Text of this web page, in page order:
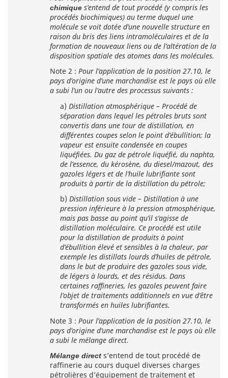
chimique s’entend de tout procédé (y compris les
procédés biochimiques) au terme duquel une
molécule se voit dotée d’une nouvelle structure en
raison du bris des liens intramoléculaires et de la
formation de nouveaux liens ou de l’altération de la
disposition spatiale des atomes dans les molécules.
Note 2 : Pour l’application de la position 27.10, le
pays d’origine d’une marchandise est le pays où elle
a subi l’un ou l’autre des processus suivants :
a) Distillation atmosphérique – Procédé de
séparation dans lequel les pétroles bruts sont
convertis dans une tour de distillation, en
différentes coupes selon le point d’ébullition; la
vapeur est ensuite condensée en coupes
liquéfiées. Du gaz de pétrole liquéfié, du naphta,
de l’essence, du kérosène, du diesel/mazout, des
gazoles légers et de l’huile lubrifiante sont
produits à partir de la distillation du pétrole;
b) Distillation sous vide – Distillation à une
pression inférieure à la pression atmosphérique,
mais pas basse au point qu’il s’agisse de
distillation moléculaire. Ce procédé est utile
pour la distillation de produits à point
d’ébullition élevé et sensibles à la chaleur, par
exemple les distillats lourds d’huiles de pétrole,
dans le but de produire des gazoles sous vide,
de légers à lourds, et des résidus. Dans
certaines raffineries, les gazoles peuvent faire
l’objet de traitements additionnels en vue d’être
transformés en huiles lubrifiantes.
Note 3 : Pour l’application de la position 27.10, le
pays d’origine d’une marchandise est le pays où elle
a subi le mélange direct.
Mélange direct s’entend de tout procédé de
raffinerie au cours duquel diverses charges
pétrolières d’équipement de traitement et